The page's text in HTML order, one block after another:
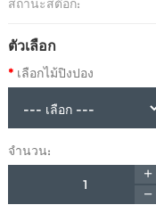
ตัวเลือก
เลือกไม้ปิงปอง
จำนวน: